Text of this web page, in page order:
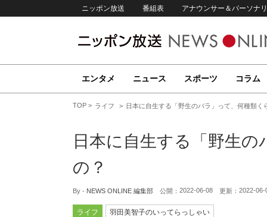
ニッポン放送 番組表 アナウンサー＆パーソナ
エンタメ ニュース スポーツ コラム
TOP ライフ 日本に自生する「野生のバラ」って、何種類く
日本に自生する「野生
の？
By - NEWS ONLINE 編集部 公開： 2022-06-08 更新： 2022-06-
ライフ 羽田美智子のいってらっしゃい